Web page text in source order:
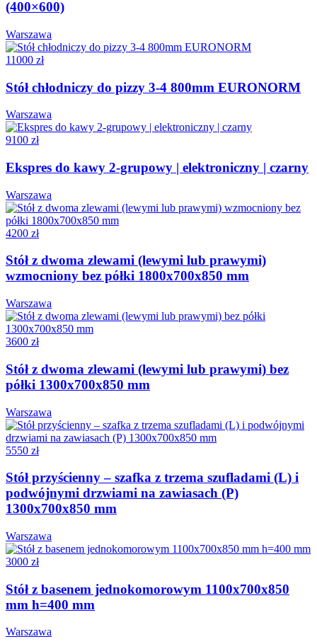
(400×600)
Warszawa
11000 zł
Stół chłodniczy do pizzy 3-4 800mm EURONORM
Warszawa
9100 zł
Ekspres do kawy 2-grupowy | elektroniczny | czarny
Warszawa
4200 zł
Stół z dwoma zlewami (lewymi lub prawymi)
wzmocniony bez półki 1800x700x850 mm
Warszawa
3600 zł
Stół z dwoma zlewami (lewymi lub prawymi) bez
półki 1300x700x850 mm
Warszawa
5550 zł
Stół przyścienny – szafka z trzema szufladami (L) i
podwójnymi drzwiami na zawiasach (P)
1300x700x850 mm
Warszawa
3000 zł
Stół z basenem jednokomorowym 1100x700x850
mm h=400 mm
Warszawa